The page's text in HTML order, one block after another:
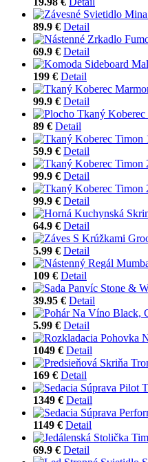
89.9 € Detail
69.9 € Detail
199 € Detail
99.9 € Detail
89 € Detail
59.9 € Detail
99.9 € Detail
99.9 € Detail
64.9 € Detail
5.99 € Detail
109 € Detail
39.95 € Detail
5.99 € Detail
1049 € Detail
169 € Detail
1349 € Detail
1149 € Detail
69.9 € Detail